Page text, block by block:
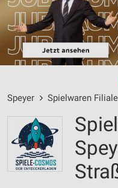
Speyer Spielwaren